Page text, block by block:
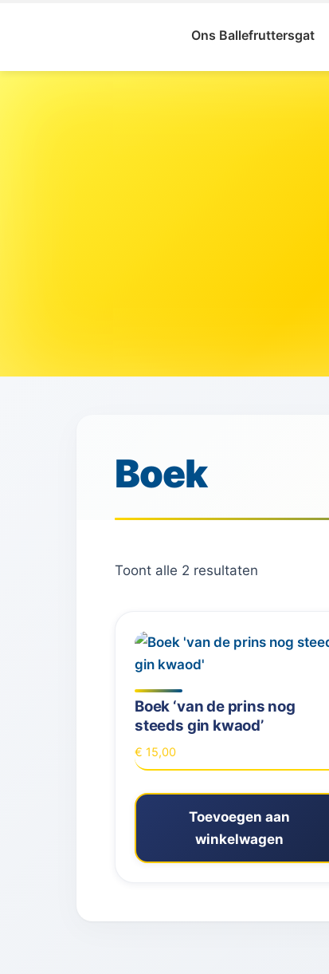
Ons Ballefruttersgat
Boek
Toont alle 2 resultaten
Boek ‘van de prins nog
steeds gin kwaod’
€ 15,00
Toevoegen aan
winkelwagen